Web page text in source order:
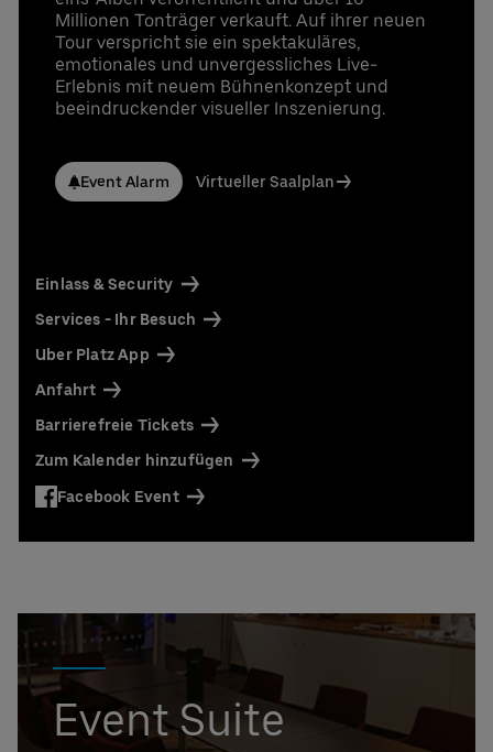
Millionen Tonträger verkauft. Auf ihrer neuen
Tour verspricht sie ein spektakuläres,
emotionales und unvergessliches Live-
Erlebnis mit neuem Bühnenkonzept und
beeindruckender visueller Inszenierung.
Event Alarm Virtueller Saalplan
Einlass & Security
Services - Ihr Besuch
Uber Platz App
Anfahrt
Barrierefreie Tickets
Zum Kalender hinzufügen
Facebook Event
Event Suite